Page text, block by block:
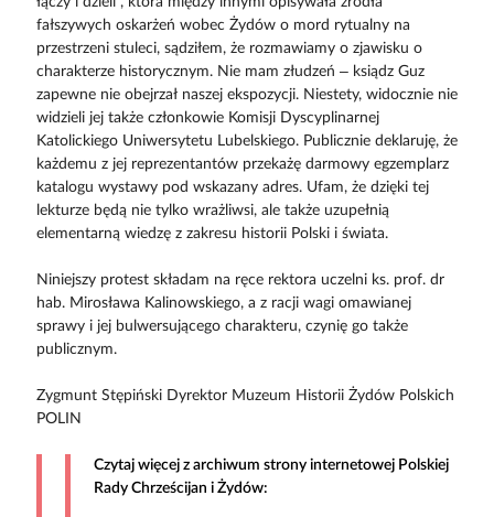
fałszywych oskarżeń wobec Żydów o mord rytualny na
przestrzeni stuleci, sądziłem, że rozmawiamy o zjawisku o
charakterze historycznym. Nie mam złudzeń – ksiądz Guz
zapewne nie obejrzał naszej ekspozycji. Niestety, widocznie nie
widzieli jej także członkowie Komisji Dyscyplinarnej
Katolickiego Uniwersytetu Lubelskiego. Publicznie deklaruję, że
każdemu z jej reprezentantów przekażę darmowy egzemplarz
katalogu wystawy pod wskazany adres. Ufam, że dzięki tej
lekturze będą nie tylko wrażliwsi, ale także uzupełnią
elementarną wiedzę z zakresu historii Polski i świata.
Niniejszy protest składam na ręce rektora uczelni ks. prof. dr
hab. Mirosława Kalinowskiego, a z racji wagi omawianej
sprawy i jej bulwersującego charakteru, czynię go także
publicznym.
Zygmunt Stępiński Dyrektor Muzeum Historii Żydów Polskich
POLIN
Czytaj więcej z archiwum strony internetowej Polskiej
Rady Chrześcijan i Żydów: